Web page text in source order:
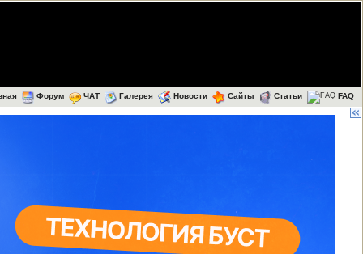
Форум ЧАТ Галерея Новости Сайты Статьи FAQ